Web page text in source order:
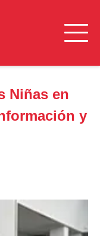
Niñas en
y